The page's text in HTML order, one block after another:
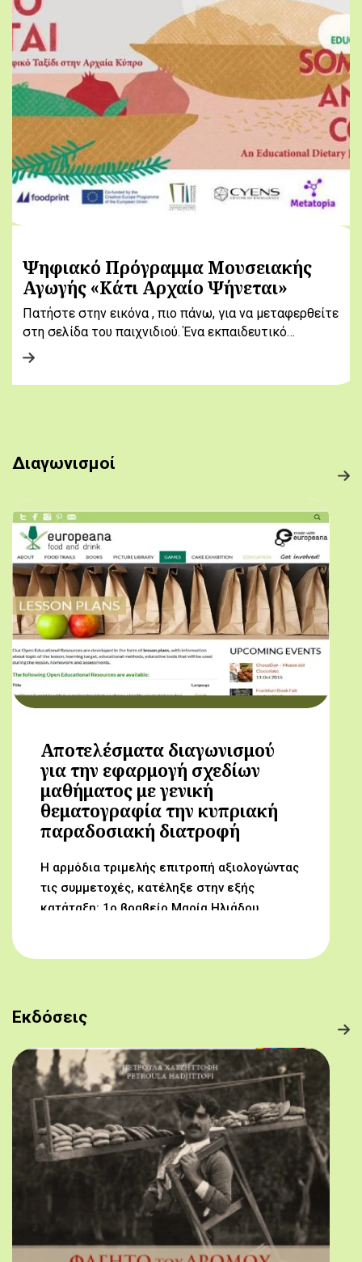
Ψηφιακό Πρόγραμμα Μουσειακής
Αγωγής «Κάτι Αρχαίο Ψήνεται»
Πατήστε στην εικόνα , πιο πάνω, για να μεταφερθείτε
στη σελίδα του παιχνιδιού. Ένα εκπαιδευτικό…
Διαγωνισμοί
Αποτελέσματα διαγωνισμού
για την εφαρμογή σχεδίων
μαθήματος με γενική
θεματογραφία την κυπριακή
παραδοσιακή διατροφή
Η αρμόδια τριμελής επιτροπή αξιολογώντας
τις συμμετοχές, κατέληξε στην εξής
κατάταξη: 1ο βραβείο Μαρία Ηλιάδου,
Μαργαρίτα Αντωνίου, Δημοτικό Σχολείο
Βορόκληνης (Το κυπριακό παραδοσιακό
πρόγευμα)
Εκδόσεις